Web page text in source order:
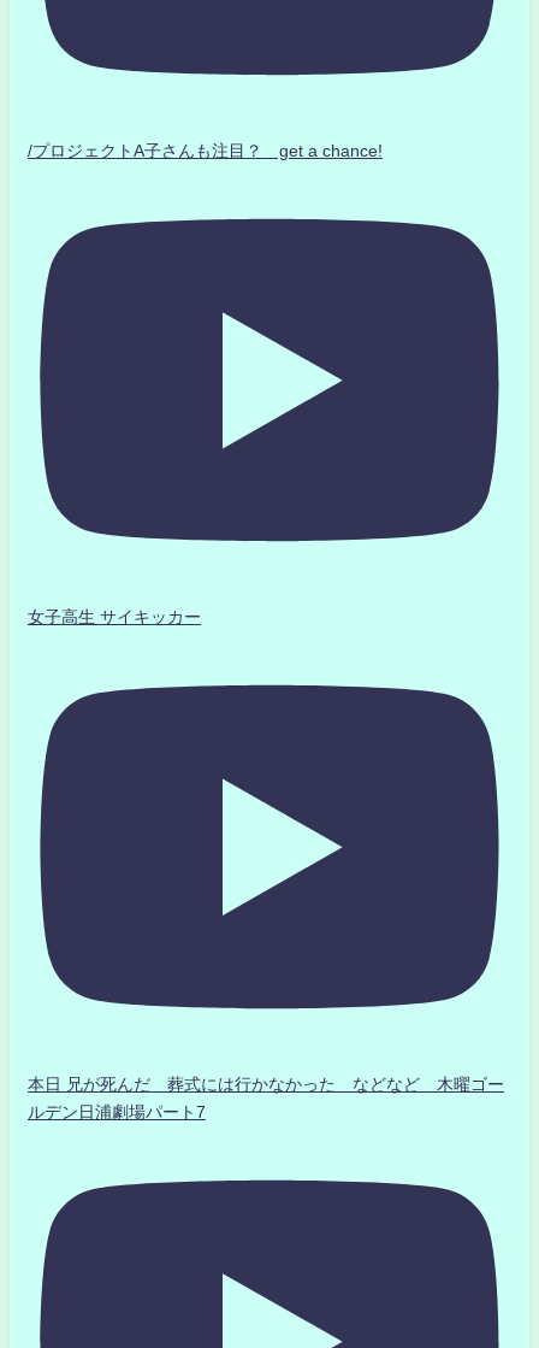
/プロジェクトA子さんも注目？ get a chance!
女子高生 サイキッカー
本日 兄が死んだ 葬式には行かなかった などなど 木曜ゴー
ルデン日浦劇場パート7